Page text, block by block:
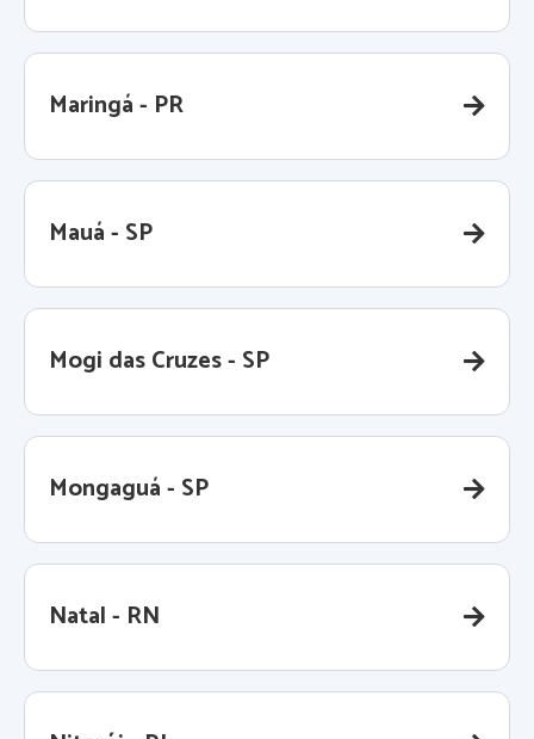
Maringá - PR
Mauá - SP
Mogi das Cruzes - SP
Mongaguá - SP
Natal - RN